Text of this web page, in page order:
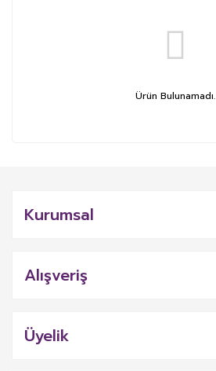
Ürün Bulunamadı.
Kurumsal
Alışveriş
Üyelik